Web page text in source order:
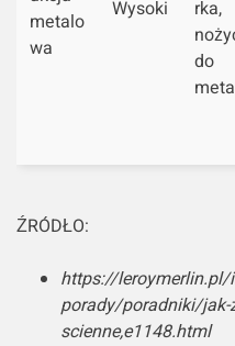
metalo
wa
Wysoki
rka,
do
ŹRÓDŁO:
https://leroymerlin.pl/
porady/poradniki/jak-
scienne,e1148.html